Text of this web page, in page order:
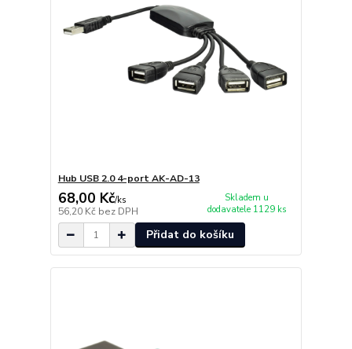
Hub USB 2.0 4-port AK-AD-13
68,00 Kč/ks
56,20 Kč bez DPH
Skladem u
dodavatele 1129 ks
Přidat do košíku